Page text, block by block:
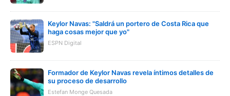
Keylor Navas: "Saldrá un portero de Costa Rica que
haga cosas mejor que yo"
ESPN Digital
Formador de Keylor Navas revela íntimos detalles de
su proceso de desarrollo
Estefan Monge Quesada